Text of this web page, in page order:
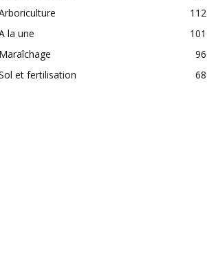
112
la une
101
96
et fertilisation
68